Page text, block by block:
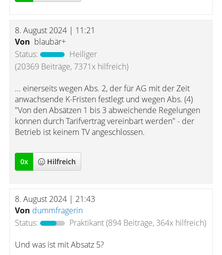
8. August 2024 | 11:21
Von blaubär+
Status:
Heiliger
(20369 Beiträge, 7371x hilfreich)
... einerseits wegen Abs. 2, der für AG mit der Zeit
anwachsende K-Fristen festlegt und wegen Abs. (4)
"Von den Absätzen 1 bis 3 abweichende Regelungen
können durch Tarifvertrag vereinbart werden" - der
Betrieb ist keinem TV angeschlossen.
0x Hilfreich
8. August 2024 | 21:43
Von dummfragerin
Status:
Praktikant(894 Beiträge, 364x hilfreich)
Und was ist mit Absatz 5?